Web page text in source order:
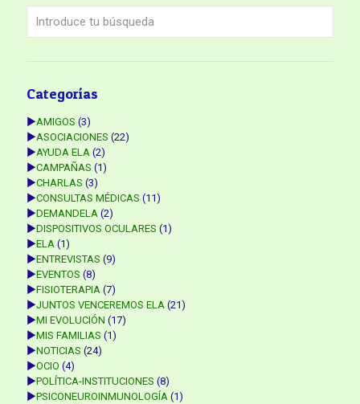
Categorías
►AMIGOS (3)
►ASOCIACIONES (22)
►AYUDA ELA (2)
►CAMPAÑAS (1)
►CHARLAS (3)
►CONSULTAS MÉDICAS (11)
►DEMANDELA (2)
►DISPOSITIVOS OCULARES (1)
►ELA (1)
►ENTREVISTAS (9)
►EVENTOS (8)
►FISIOTERAPIA (7)
►JUNTOS VENCEREMOS ELA (21)
►MI EVOLUCIÓN (17)
►MIS FAMILIAS (1)
►NOTICIAS (24)
►OCIO (4)
►POLÍTICA-INSTITUCIONES (8)
►PSICONEUROINMUNOLOGÍA (1)